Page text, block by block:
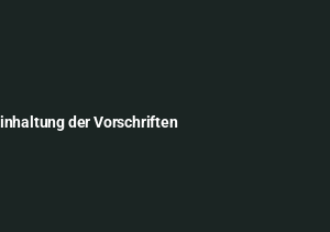
der Vorschriften